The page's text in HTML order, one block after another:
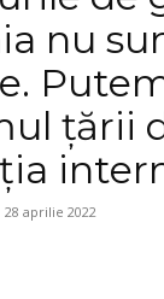
nu
ţării
28 aprilie 2022